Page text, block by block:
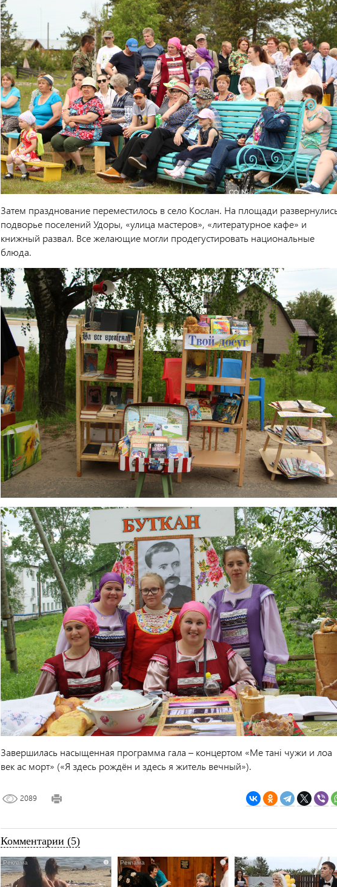
Затем празднование переместилось в село Кослан. На площади
подворье поселений Удоры, «улица мастеров», «литературное кафе» и
книжный развал. Все желающие могли продегустировать национальные
блюда.
Завершилась насыщенная программа гала – концертом «Ме танi чужи и лоа
век ас морт» («Я здесь рождён и здесь я житель вечный»).
2089
Комментарии (5)
i i